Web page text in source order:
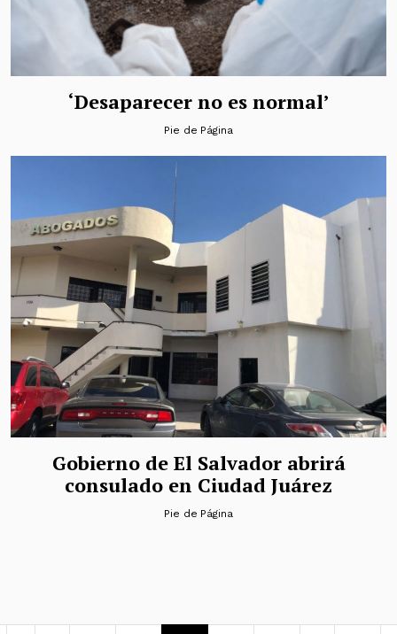
‘Desaparecer no es normal’
Pie de Página
Gobierno de El Salvador abrirá
consulado en Ciudad Juárez
Pie de Página